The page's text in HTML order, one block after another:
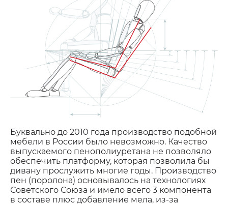
Буквально до 2010 года производство подобной
мебели в России было невозможно. Качество
выпускаемого пенополиуретана не позволяло
обеспечить платформу, которая позволила бы
дивану прослужить многие годы. Производство
пен (поролона) основывалось на технологиях
Советского Союза и имело всего 3 компонента
в составе плюс добавление мела, из-за